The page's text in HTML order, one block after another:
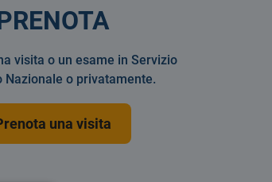
visita o un esame in Servizio
Nazionale o privatamente.
una visita